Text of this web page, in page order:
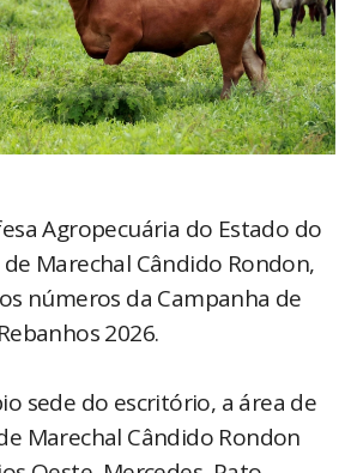
Agropecuária do Estado do
Marechal Cândido Rondon,
números da Campanha de
2026.
sede do escritório, a área de
Marechal Cândido Rondon